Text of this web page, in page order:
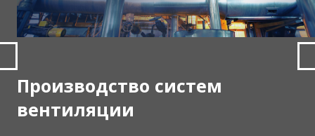
Производство систем
вентиляции